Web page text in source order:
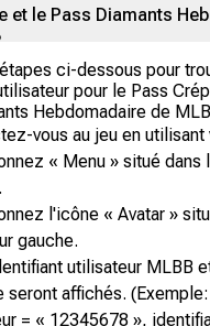
et le Pass Diamants
ci-dessous pour
pour le Pass
Hebdomadaire de
vous au jeu en
« Menu » situé dans
l'icône « Avatar »
gauche.
utilisateur MLBB
seront affichés.
= « 12345678 »,